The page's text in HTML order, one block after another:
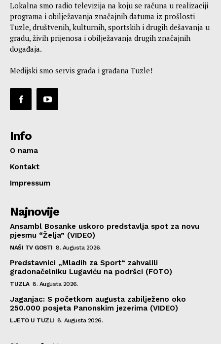
Lokalna smo radio televizija na koju se računa u realizaciji
programa i obilježavanja značajnih datuma iz prošlosti
Tuzle, društvenih, kulturnih, sportskih i drugih dešavanja u
gradu, živih prijenosa i obilježavanja drugih značajnih
događaja.
Medijski smo servis grada i građana Tuzle!
Info
O nama
Kontakt
Impressum
Najnovije
Ansambl Bosanke uskoro predstavlja spot za novu
pjesmu “Želja” (VIDEO)
NAŠI TV GOSTI 8. Augusta 2026.
Predstavnici „Mladih za Sport“ zahvalili
gradonačelniku Lugaviću na podršci (FOTO)
TUZLA 8. Augusta 2026.
Jaganjac: S početkom augusta zabilježeno oko
250.000 posjeta Panonskim jezerima (VIDEO)
LJETO U TUZLI 8. Augusta 2026.